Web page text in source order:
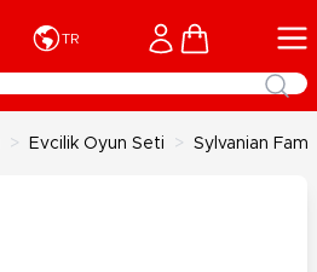
TR Cart
> Evcilik Oyun Seti > Sylvanian